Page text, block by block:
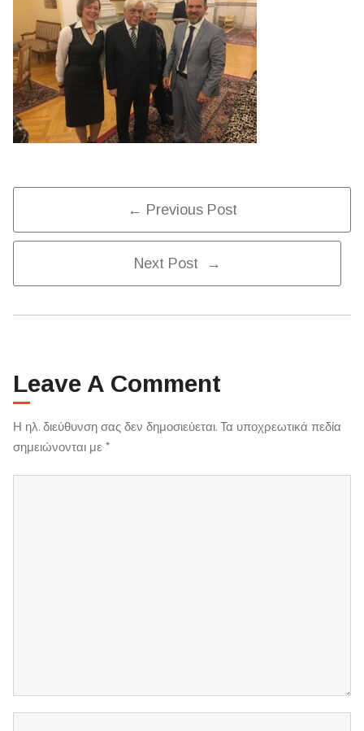
Post
Navigation
← Previous Post
Next Post →
Leave A Comment
Η ηλ. διεύθυνση σας δεν δημοσιεύεται. Τα υποχρεωτικά πεδία
σημειώνονται με *